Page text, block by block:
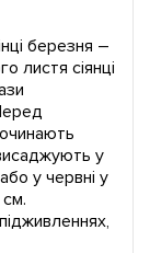
березня –
листя сіянці
у
у червні у